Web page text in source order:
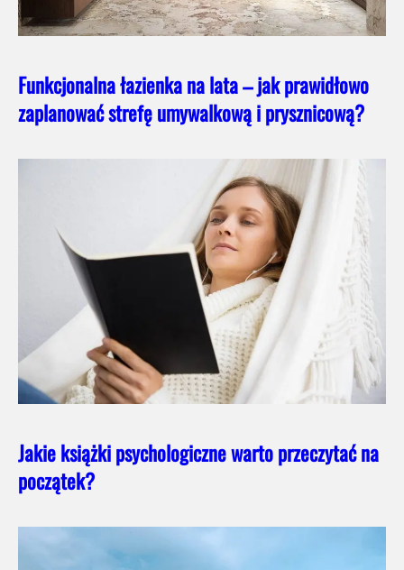
Funkcjonalna łazienka na lata – jak prawidłowo
zaplanować strefę umywalkową i prysznicową?
Jakie książki psychologiczne warto przeczytać na
początek?